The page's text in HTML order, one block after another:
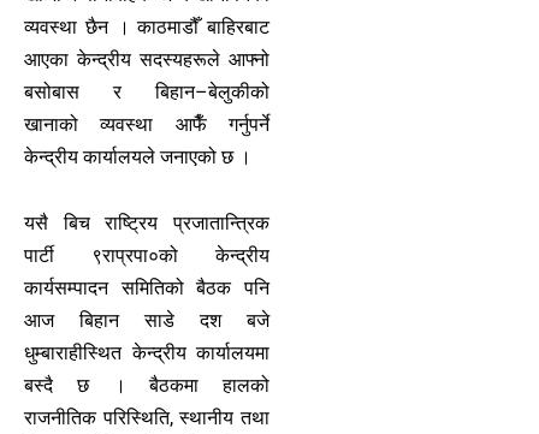
व्यवस्था छैन । काठमाडौँ बाहिरबाट
आएका केन्द्रीय सदस्यहरूले आफ्नो
बसोबास र बिहान–बेलुकीको
खानाको व्यवस्था आफैँ गर्नुपर्ने
केन्द्रीय कार्यालयले जनाएको छ ।
यसै बिच राष्ट्रिय प्रजातान्त्रिक
पार्टी ९राप्रपा०को केन्द्रीय
कार्यसम्पादन समितिको बैठक पनि
आज बिहान साडे दश बजे
धुम्बाराहीस्थित केन्द्रीय कार्यालयमा
बस्दै छ । बैठकमा हालको
राजनीतिक परिस्थिति, स्थानीय तथा